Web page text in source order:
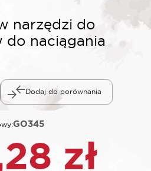
narzędzi do
naciągania
Dodaj do porównania
GO345
zł